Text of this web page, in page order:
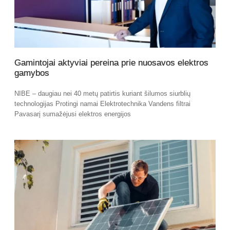
Gamintojai aktyviai pereina prie nuosavos elektros
gamybos
NIBE – daugiau nei 40 metų patirtis kuriant šilumos siurblių
technologijas Protingi namai Elektrotechnika Vandens filtrai
Pavasarį sumažėjusi elektros energijos